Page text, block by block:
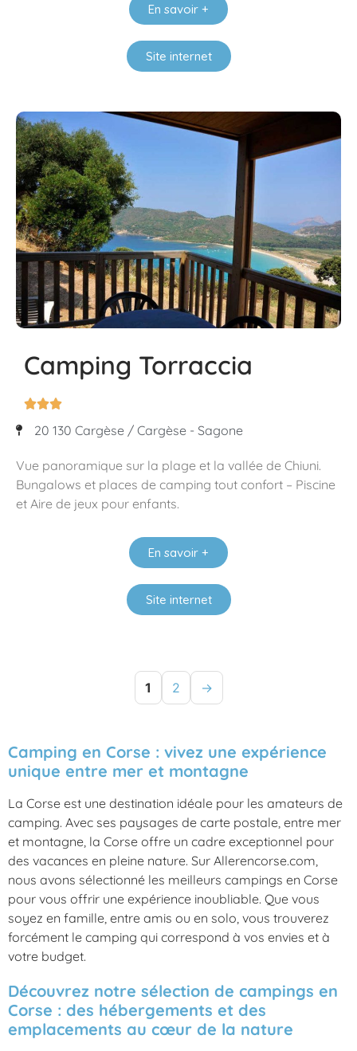
En savoir +
Site internet
Camping Torraccia

20 130 Cargèse / Cargèse - Sagone
Vue panoramique sur la plage et la vallée de Chiuni.
Bungalows et places de camping tout confort – Piscine
et Aire de jeux pour enfants.
En savoir +
Site internet
1 2 →
Camping en Corse : vivez une expérience
unique entre mer et montagne
La Corse est une destination idéale pour les amateurs de
camping. Avec ses paysages de carte postale, entre mer
et montagne, la Corse offre un cadre exceptionnel pour
des vacances en pleine nature. Sur Allerencorse.com,
nous avons sélectionné les meilleurs campings en Corse
pour vous offrir une expérience inoubliable. Que vous
soyez en famille, entre amis ou en solo, vous trouverez
forcément le camping qui correspond à vos envies et à
votre budget.
Découvrez notre sélection de campings en
Corse : des hébergements et des
emplacements au cœur de la nature